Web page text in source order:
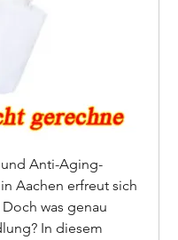
Anti-Aging-
Aachen erfreut sich
was genau
In diesem